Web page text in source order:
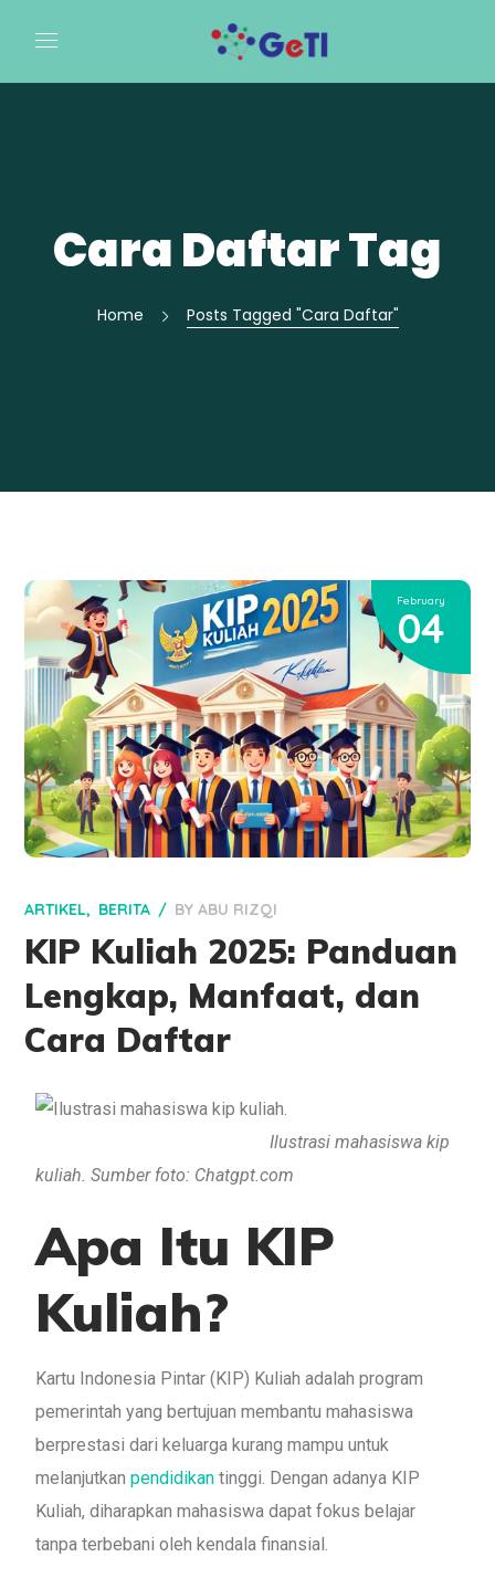
Cara Daftar Tag
Home Posts Tagged "Cara Daftar"
February
04
ARTIKEL BERITA BYABU RIZQI
KIP Kuliah 2025: Panduan
Lengkap, Manfaat, dan
Cara Daftar
Ilustrasi mahasiswa kip
kuliah. Sumber foto: Chatgpt.com
Apa Itu KIP
Kuliah?
Kartu Indonesia Pintar (KIP) Kuliah adalah program
pemerintah yang bertujuan membantu mahasiswa
berprestasi dari keluarga kurang mampu untuk
melanjutkan pendidikan tinggi. Dengan adanya KIP
Kuliah, diharapkan mahasiswa dapat fokus belajar
tanpa terbebani oleh kendala finansial.